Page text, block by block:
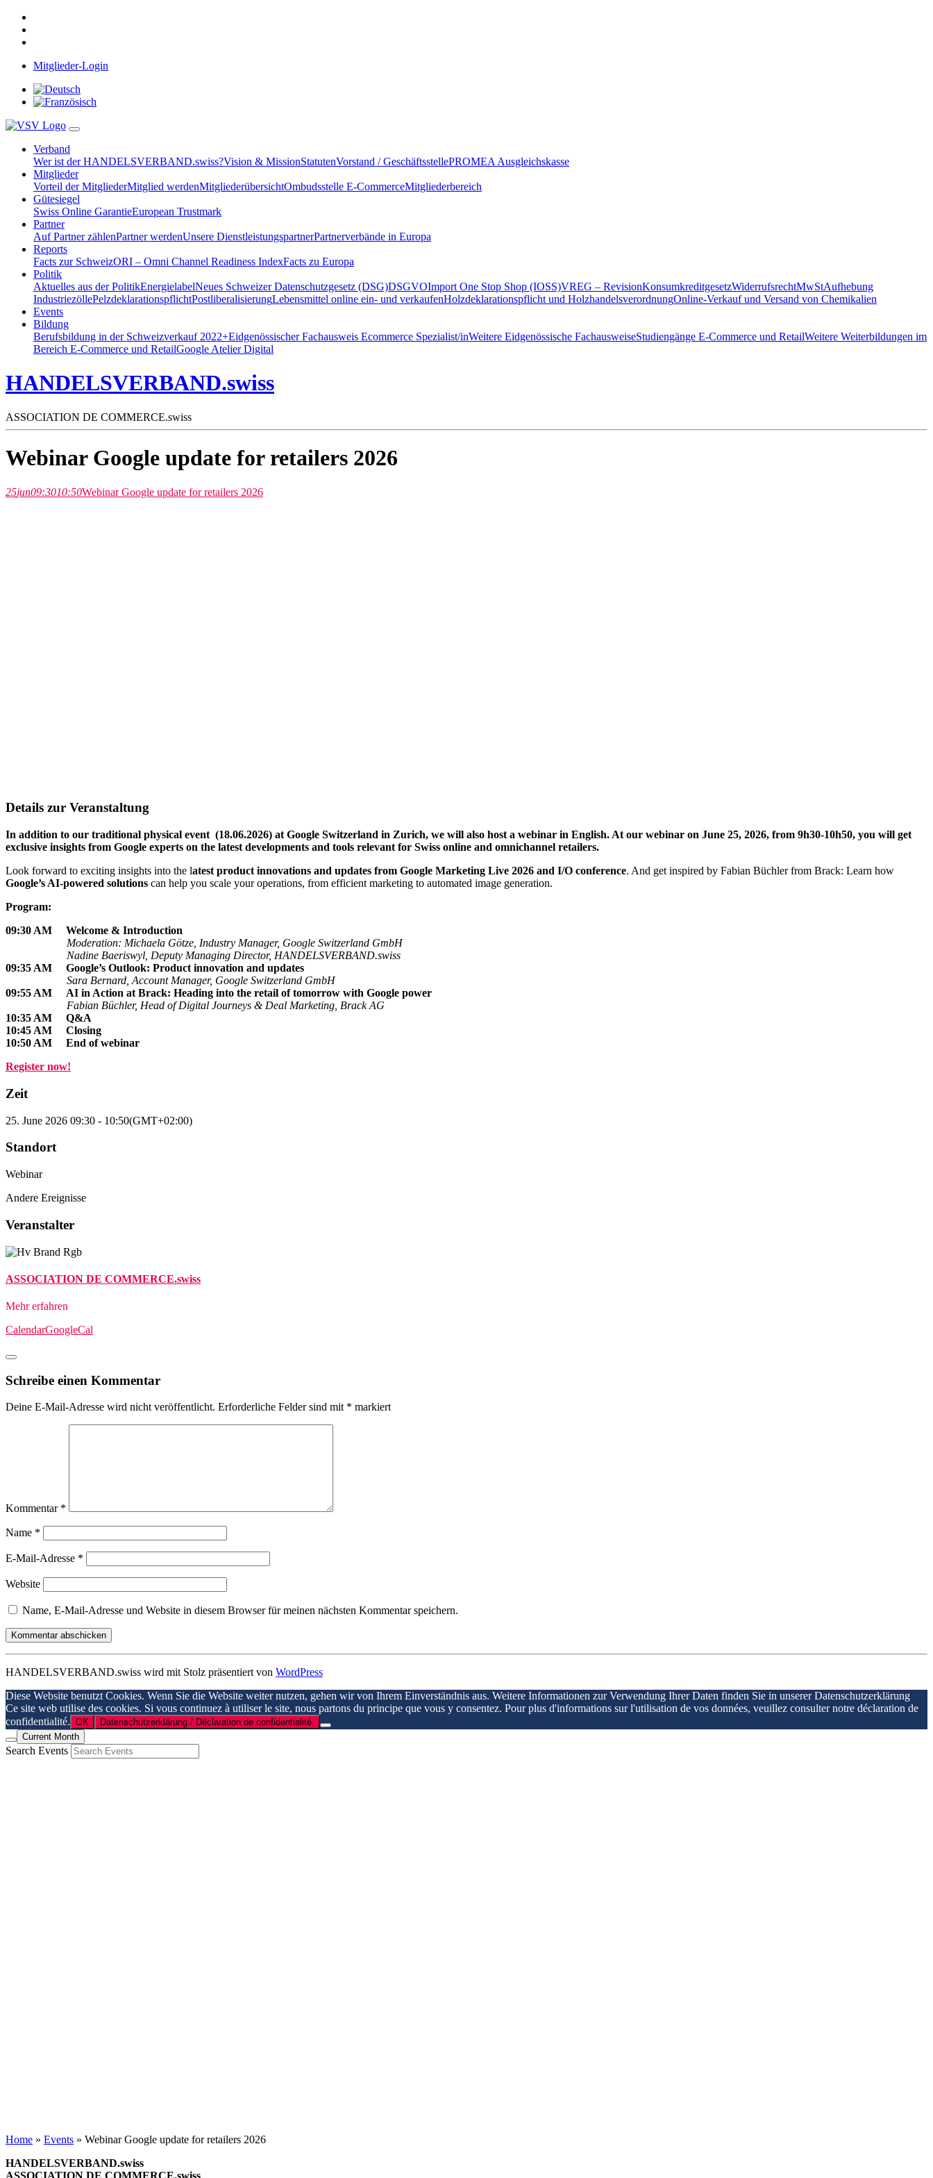
Mitglieder-Login
Verband
Wer ist der HANDELSVERBAND.swiss?Vision & MissionStatutenVorstand / GeschäftsstellePROMEA Ausgleichskasse
Mitglieder
Vorteil der MitgliederMitglied werdenMitgliederübersichtOmbudsstelle E-CommerceMitgliederbereich
Gütesiegel
Swiss Online GarantieEuropean Trustmark
Partner
Auf Partner zählenPartner werdenUnsere DienstleistungspartnerPartnerverbände in Europa
Reports
Facts zur SchweizORI – Omni Channel Readiness IndexFacts zu Europa
Politik
Aktuelles aus der PolitikEnergielabelNeues Schweizer Datenschutzgesetz (DSG)DSGVOImport One Stop Shop (IOSS)VREG – RevisionKonsumkreditgesetzWiderrufsrechtMwStAufhebung
IndustriezöllePelzdeklarationspflichtPostliberalisierungLebensmittel online ein- und verkaufenHolzdeklarationspflicht und HolzhandelsverordnungOnline-Verkauf und Versand von Chemikalien
Events
Bildung
Berufsbildung in der Schweizverkauf 2022+Eidgenössischer Fachausweis Ecommerce Spezialist/inWeitere Eidgenössische FachausweiseStudiengänge E-Commerce und RetailWeitere Weiterbildungen im
Bereich E-Commerce und RetailGoogle Atelier Digital
HANDELSVERBAND.swiss
ASSOCIATION DE COMMERCE.swiss
Webinar Google update for retailers 2026
25jun09:3010:50Webinar Google update for retailers 2026
Details zur Veranstaltung
In addition to our traditional physical event (18.06.2026) at Google Switzerland in Zurich, we will also host a webinar in English. At our webinar on June 25, 2026, from 9h30-10h50, you will get
exclusive insights from Google experts on the latest developments and tools relevant for Swiss online and omnichannel retailers.
Look forward to exciting insights into the latest product innovations and updates from Google Marketing Live 2026 and I/O conference. And get inspired by Fabian Büchler from Brack: Learn how
Google’s AI-powered solutions can help you scale your operations, from efficient marketing to automated image generation.
Program:
09:30 AM Welcome & Introduction
Moderation: Michaela Götze, Industry Manager, Google Switzerland GmbH
Nadine Baeriswyl, Deputy Managing Director, HANDELSVERBAND.swiss
09:35 AM Google’s Outlook: Product innovation and updates
Sara Bernard, Account Manager, Google Switzerland GmbH
09:55 AM AI in Action at Brack: Heading into the retail of tomorrow with Google power
Fabian Büchler, Head of Digital Journeys & Deal Marketing, Brack AG
10:35 AM Q&A
10:45 AM Closing
10:50 AM End of webinar
Register now!
Zeit
25. June 2026 09:30 - 10:50(GMT+02:00)
Standort
Webinar
Andere Ereignisse
Veranstalter
ASSOCIATION DE COMMERCE.swiss
Mehr erfahren
CalendarGoogleCal
Schreibe einen Kommentar
Deine E-Mail-Adresse wird nicht veröffentlicht. Erforderliche Felder sind mit * markiert
Kommentar *
Name *
E-Mail-Adresse *
Website
Name, E-Mail-Adresse und Website in diesem Browser für meinen nächsten Kommentar speichern.
HANDELSVERBAND.swiss wird mit Stolz präsentiert von WordPress
Diese Website benutzt Cookies. Wenn Sie die Website weiter nutzen, gehen wir von Ihrem Einverständnis aus. Weitere Informationen zur Verwendung Ihrer Daten finden Sie in unserer Datenschutzerklärung
Ce site web utilise des cookies. Si vous continuez à utiliser le site, nous partons du principe que vous y consentez. Pour plus d'informations sur l'utilisation de vos données, veuillez consulter notre déclaration de
confidentialité. OK
Datenschutzerklärung / Déclaration de confidentialité.
Current Month
Search Events
Home » Events » Webinar Google update for retailers 2026
HANDELSVERBAND.swiss